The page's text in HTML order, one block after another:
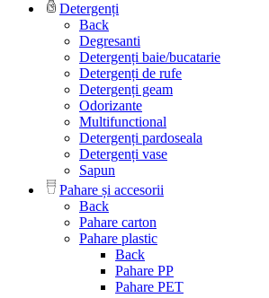
Detergenți
Back
Degresanti
Detergenți baie/bucatarie
Detergenți de rufe
Detergenți geam
Odorizante
Multifunctional
Detergenți pardoseala
Detergenți vase
Sapun
Pahare și accesorii
Back
Pahare carton
Pahare plastic
Back
Pahare PP
Pahare PET